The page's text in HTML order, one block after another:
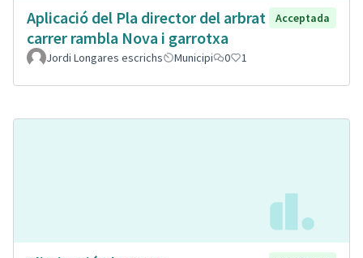
Aplicació del Pla director del arbrat
carrer rambla Nova i garrotxa
Acceptada
Jordi Longares escrichs Municipi 0 1